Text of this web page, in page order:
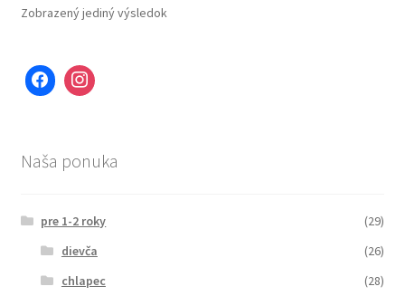
Zobrazený jediný výsledok
Naša ponuka
pre 1-2 roky
(29)
dievča
(26)
chlapec
(28)